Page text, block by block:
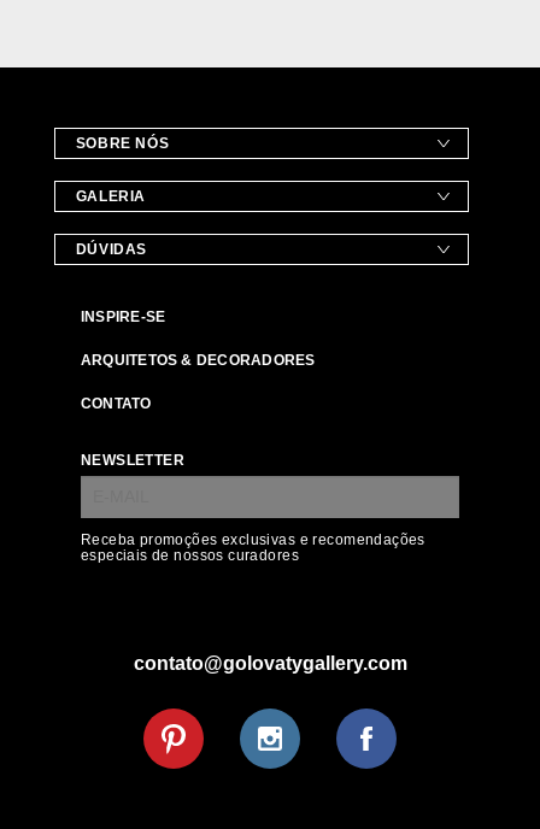
SOBRE NÓS
GALERIA
DÚVIDAS
INSPIRE-SE
ARQUITETOS & DECORADORES
CONTATO
NEWSLETTER
Receba promoções exclusivas e recomendações
especiais de nossos curadores
contato@golovatygallery.com